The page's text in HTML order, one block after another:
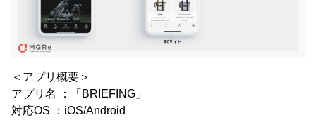
＜アプリ概要＞
アプリ名 ：「BRIEFING」
対応OS ：iOS/Android